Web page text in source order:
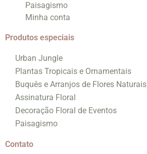
Paisagismo
Minha conta
Produtos especiais
Urban Jungle
Plantas Tropicais e Ornamentais
Buquês e Arranjos de Flores Naturais
Assinatura Floral
Decoração Floral de Eventos
Paisagismo
Contato